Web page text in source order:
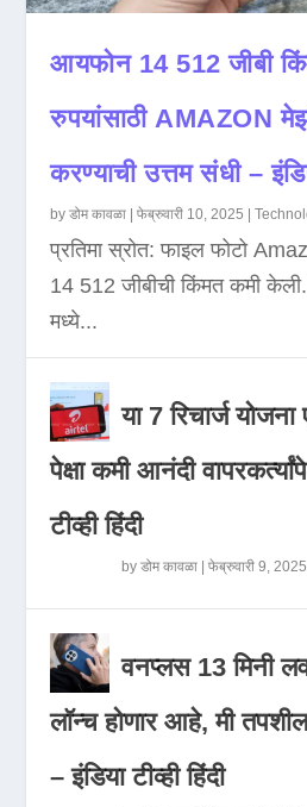
आयफोन 14 512 जीबी
रुपयांसाठी AMAZON
करण्याची उत्तम संधी –
byडोम कावळा |फेब्रुवारी 10, 2025 |
प्रतिमा स्रोत: फाइल फोटो
14 512 जीबीची किंमत कमी
मध्ये...
या 7 रिचार्ज
पेक्षा कमी आनंदी
टीव्ही हिंदी
byडोम कावळा |फेब्रुवारी 9, 2025
वनप्लस 13 मिनी
लॉन्च होणार आहे, मी
– इंडिया टीव्ही हिंदी